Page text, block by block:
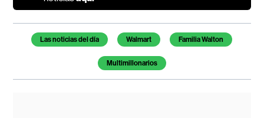
Temas de este artículo
Las noticias del día Walmart Familia Walton
Multimillonarios